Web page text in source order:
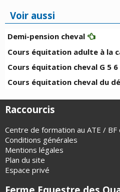
Voir aussi
Demi-pension cheval
Cours équitation adulte à la
Cours équitation cheval G 5 6
Cours équitation cheval du
Raccourcis
Centre de formation au ATE / BF
Conditions générales
Mentions légales
Plan du site
Espace privé